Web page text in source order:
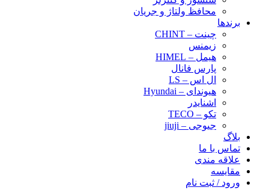
محافظ ولتاژ و‌ جریان
برندها
چینت – CHINT
زیمنس
هیمل – HIMEL
پارس فانال
ال اس – LS
هیوندای – Hyundai
اشنایدر
تکو – TECO
جیوجی – jiuji
بلاگ
تماس با ما
علاقه مندی
مقایسه
ورود / ثبت نام